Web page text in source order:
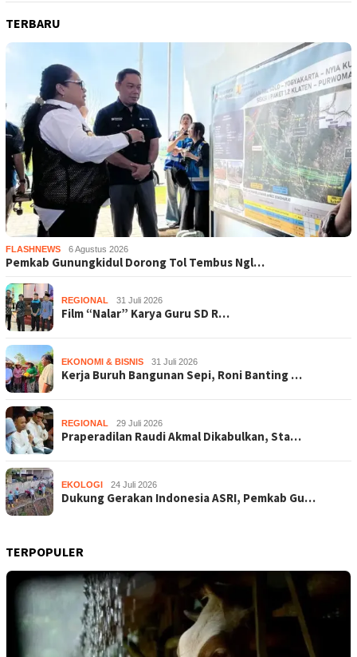
TERBARU
FLASHNEWS 6 Agustus 2026
Pemkab Gunungkidul Dorong Tol Tembus Ngl…
REGIONAL 31 Juli 2026
Film “Nalar” Karya Guru SD R…
EKONOMI & BISNIS 31 Juli 2026
Kerja Buruh Bangunan Sepi, Roni Banting …
REGIONAL 29 Juli 2026
Praperadilan Raudi Akmal Dikabulkan, Sta…
EKOLOGI 24 Juli 2026
Dukung Gerakan Indonesia ASRI, Pemkab Gu…
TERPOPULER